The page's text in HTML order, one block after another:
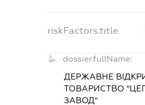
riskFactors.title
dossier.fullName:
ДЕРЖАВНЕ
ТОВАРИСТВО
ЗАВОД"